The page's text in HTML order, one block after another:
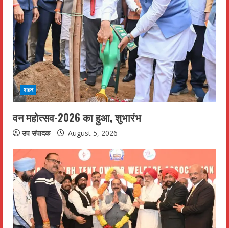
शहर
वन महोत्सव-2026 का हुआ, शुभारंभ
उप संपादक August 5, 2026